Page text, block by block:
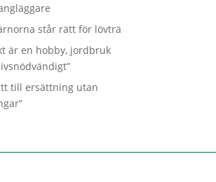
står rätt för lövträ
är en hobby, jordbruk
till ersättning utan